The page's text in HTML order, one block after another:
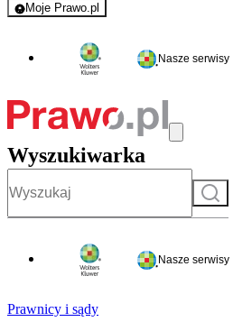
Moje Prawo.pl
- rejestracja i logowanie do serwisu
Nasze serwisy
Wyszukiwarka
Szukaj
Nasze serwisy
Prawnicy i sądy